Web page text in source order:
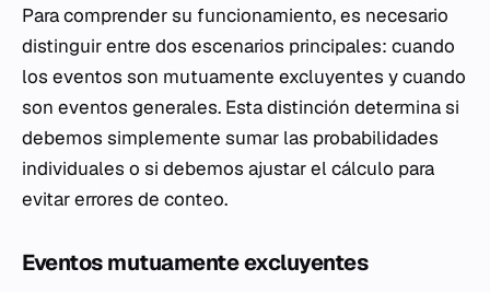
Para comprender su funcionamiento, es necesario
distinguir entre dos escenarios principales: cuando
los eventos son mutuamente excluyentes y cuando
son eventos generales. Esta distinción determina si
debemos simplemente sumar las probabilidades
individuales o si debemos ajustar el cálculo para
evitar errores de conteo.
Eventos mutuamente excluyentes